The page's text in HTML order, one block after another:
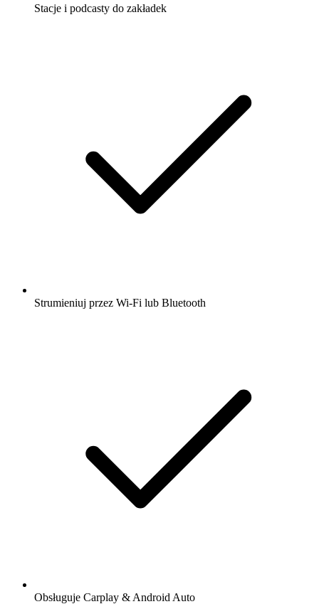
Stacje i podcasty do zakładek
Strumieniuj przez Wi-Fi lub Bluetooth
Obsługuje Carplay & Android Auto